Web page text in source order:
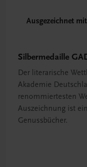
Ausgezeichnet
Silbermedaille
Der literarische
Akademie
renommiertesten
Auszeichnung ist
Genussbücher.